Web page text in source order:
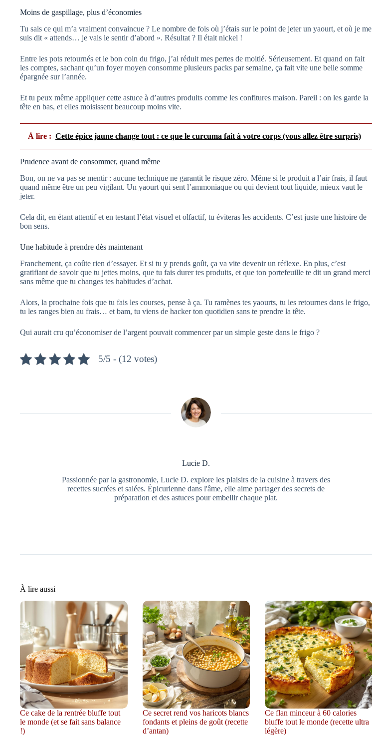
Moins de gaspillage, plus d’économies
Tu sais ce qui m’a vraiment convaincue ? Le nombre de fois où j’étais sur le point de jeter un yaourt, et où je me
suis dit « attends… je vais le sentir d’abord ». Résultat ? Il était nickel !
Entre les pots retournés et le bon coin du frigo, j’ai réduit mes pertes de moitié. Sérieusement. Et quand on fait
les comptes, sachant qu’un foyer moyen consomme plusieurs packs par semaine, ça fait vite une belle somme
épargnée sur l’année.
Et tu peux même appliquer cette astuce à d’autres produits comme les confitures maison. Pareil : on les garde la
tête en bas, et elles moisissent beaucoup moins vite.
À lire : Cette épice jaune change tout : ce que le curcuma fait à votre corps (vous allez être surpris)
Prudence avant de consommer, quand même
Bon, on ne va pas se mentir : aucune technique ne garantit le risque zéro. Même si le produit a l’air frais, il faut
quand même être un peu vigilant. Un yaourt qui sent l’ammoniaque ou qui devient tout liquide, mieux vaut le
jeter.
Cela dit, en étant attentif et en testant l’état visuel et olfactif, tu éviteras les accidents. C’est juste une histoire de
bon sens.
Une habitude à prendre dès maintenant
Franchement, ça coûte rien d’essayer. Et si tu y prends goût, ça va vite devenir un réflexe. En plus, c’est
gratifiant de savoir que tu jettes moins, que tu fais durer tes produits, et que ton portefeuille te dit un grand merci
sans même que tu changes tes habitudes d’achat.
Alors, la prochaine fois que tu fais les courses, pense à ça. Tu ramènes tes yaourts, tu les retournes dans le frigo,
tu les ranges bien au frais… et bam, tu viens de hacker ton quotidien sans te prendre la tête.
Qui aurait cru qu’économiser de l’argent pouvait commencer par un simple geste dans le frigo ?
5/5 - (12 votes)
Lucie D.
Passionnée par la gastronomie, Lucie D. explore les plaisirs de la cuisine à travers des
recettes sucrées et salées. Épicurienne dans l'âme, elle aime partager des secrets de
préparation et des astuces pour embellir chaque plat.
À lire aussi
Ce cake de la rentrée bluffe tout
le monde (et se fait sans balance
!)
Ce secret rend vos haricots blancs
fondants et pleins de goût (recette
d’antan)
Ce flan minceur à 60 calories
bluffe tout le monde (recette ultra
légère)